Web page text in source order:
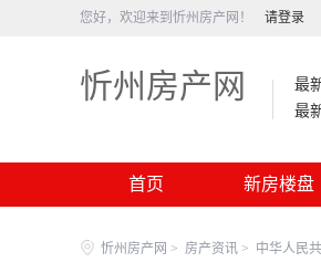
您好，欢迎来到忻州房产网！ 请登录
忻州房产网
最
最
首页 新房楼盘
忻州房产网 > 房产资讯 > 中华人民